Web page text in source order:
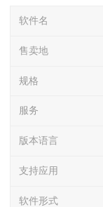
软件名
售卖地
规格
服务
版本语言
支持应用
软件形式